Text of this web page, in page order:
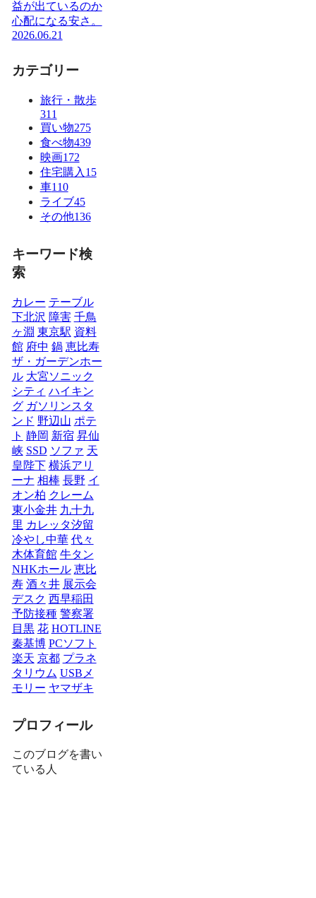
益が出ているのか
心配になる安さ。
2026.06.21
カテゴリー
旅行・散歩
311
買い物275
食べ物439
映画172
住宅購入 15
車110
ライブ45
その他136
キーワード検
索
カレー テーブル
下北沢 障害 千鳥
ヶ淵 東京駅 資料
館 府中 鍋 恵比寿
ザ・ガーデンホー
ル 大宮ソニック
シティ ハイキン
グ ガソリンスタ
ンド 野辺山 ポテ
ト 静岡 新宿 昇仙
峡 SSD ソファ 天
皇陛下 横浜アリ
ーナ 相棒 長野 イ
オン柏 クレーム
東小金井 九十九
里 カレッタ汐留
冷やし中華 代々
木体育館 牛タン
NHKホール 恵比
寿 酒々井 展示会
デスク 西早稲田
予防接種 警察署
目黒 花 HOTLINE
秦基博 PCソフト
楽天 京都 プラネ
タリウム USBメ
モリー ヤマザキ
プロフィール
このブログを書い
ている人